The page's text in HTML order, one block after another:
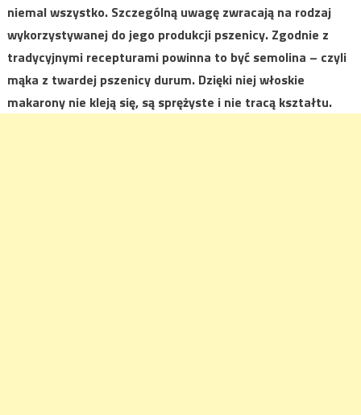
niemal wszystko. Szczególną uwagę zwracają na rodzaj
wykorzystywanej do jego produkcji pszenicy. Zgodnie z
tradycyjnymi recepturami powinna to być semolina – czyli
mąka z twardej pszenicy durum. Dzięki niej włoskie
makarony nie kleją się, są sprężyste i nie tracą kształtu.